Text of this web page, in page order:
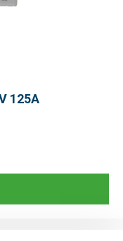
125A